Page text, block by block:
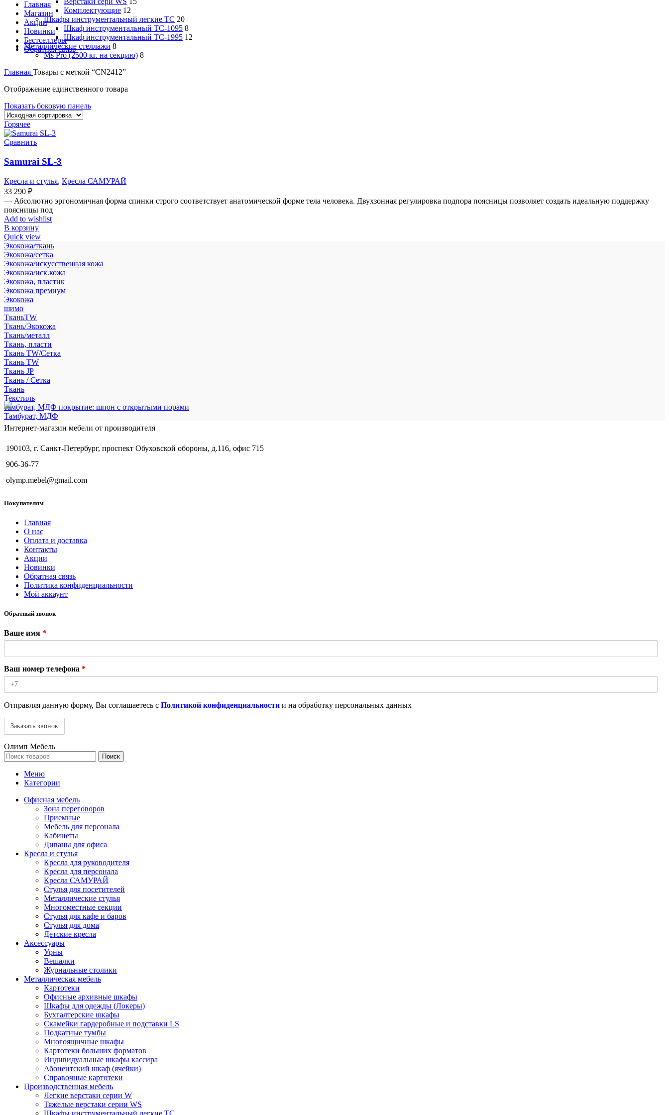
Главная
Магазин
Акции
Новинки
Бестселлеры
Обратная связь
Комплектующие 12
Шкафы инструментальный легкие ТС 20
Шкаф инструментальный TC-1095 8
Шкаф инструментальный TC-1995 12
Металлические стеллажи 8
Ms Pro (2500 кг. на секцию) 8
Главная Товары с меткой “CN2412”
Отображение единственного товара
Показать боковую панель
Горячее
Сравнить
Samurai SL-3
Кресла и стулья, Кресла САМУРАЙ
33 290 ₽
— Абсолютно эргономичная форма спинки строго соответствует анатомической форме тела человека. Двухзонная регулировка подпора поясницы позволяет создать идеальную поддержку
поясницы под
Add to wishlist
В корзину
Quick view
Экокожа/ткань
Экокожа/сетка
Экокожа/искусственная кожа
Экокожа/иск.кожа
Экокожа, пластик
Экокожа премиум
Экокожа
шимо
ТканьTW
Ткань/Экокожа
Ткань/металл
Ткань, пласти
Ткань TW/Сетка
Ткань TW
Ткань JP
Ткань / Сетка
Ткань
Текстиль
тамбурат, МДФ покрытие: шпон с открытыми порами
Тамбурат, МДФ
Интернет-магазин мебели от производителя
190103, г. Санкт-Петербург, проспект Обуховской обороны, д.116, офис 715
906-36-77
olymp.mebel@gmail.com
Покупателям
Главная
О нас
Оплата и доставка
Контакты
Акции
Новинки
Обратная связь
Политика конфиденциальности
Мой аккаунт
Обратный звонок
Ваше имя *
Ваш номер телефона *
Отправляя данную форму, Вы соглашаетесь с Политикой конфиденциальности и на обработку персональных данных
Олимп Мебель
Поиск
Меню
Категории
Офисная мебель
Зона переговоров
Приемные
Мебель для персонала
Кабинеты
Диваны для офиса
Кресла и стулья
Кресла для руководителя
Кресла для персонала
Кресла САМУРАЙ
Стулья для посетителей
Металлические стулья
Многоместные секции
Стулья для кафе и баров
Стулья для дома
Детские кресла
Аксессуары
Урны
Вешалки
Журнальные столики
Металлическая мебель
Картотеки
Офисные архивные шкафы
Шкафы для одежды (Локеры)
Бухгалтерские шкафы
Скамейки гардеробные и подставки LS
Подкатные тумбы
Многоящичные шкафы
Картотеки больших форматов
Индивидуальные шкафы кассира
Абонентский шкаф (ячейки)
Справочные картотеки
Производственная мебель
Легкие верстаки серии W
Тяжелые верстаки серии WS